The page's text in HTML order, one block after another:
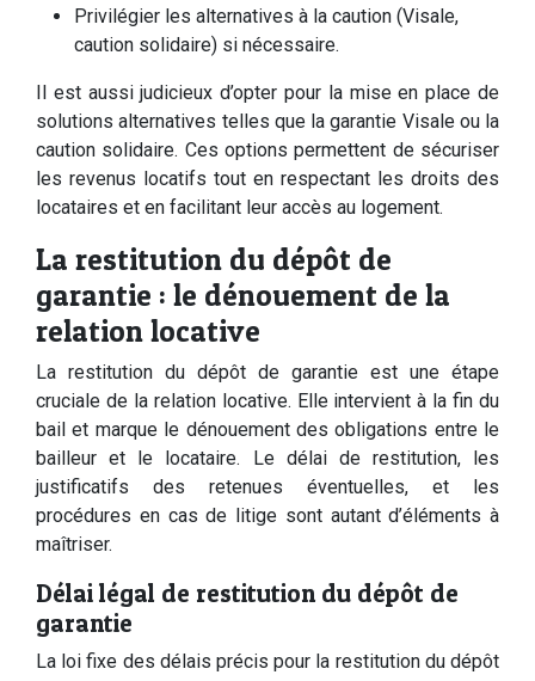
Privilégier les alternatives à la caution (Visale,
caution solidaire) si nécessaire.
Il est aussi judicieux d’opter pour la mise en place de
solutions alternatives telles que la garantie Visale ou la
caution solidaire. Ces options permettent de sécuriser
les revenus locatifs tout en respectant les droits des
locataires et en facilitant leur accès au logement.
La restitution du dépôt de
garantie : le dénouement de la
relation locative
La restitution du dépôt de garantie est une étape
cruciale de la relation locative. Elle intervient à la fin du
bail et marque le dénouement des obligations entre le
bailleur et le locataire. Le délai de restitution, les
justificatifs des retenues éventuelles, et les
procédures en cas de litige sont autant d’éléments à
maîtriser.
Délai légal de restitution du dépôt de
garantie
La loi fixe des délais précis pour la restitution du dépôt